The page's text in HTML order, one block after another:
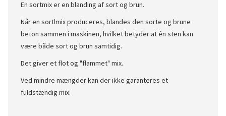
En sortmix er en blanding af sort og brun.
Når en sortlmix produceres, blandes den sorte og brune
beton sammen i maskinen, hvilket betyder at én sten kan
være både sort og brun samtidig.
Det giver et flot og "flammet" mix.
Ved mindre mængder kan der ikke garanteres et
fuldstændig mix.